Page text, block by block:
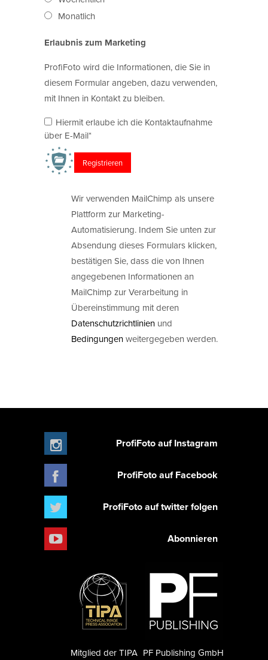
Monatlich
Erlaubnis zum Marketing
ProfiFoto wird die Informationen, die Sie in
diesem Formular angeben, dazu verwenden,
mit Ihnen in Kontakt zu bleiben.
Hiermit erlaube ich die Kontaktaufnahme
über E-Mail*
Wir verwenden MailChimp als unsere
Plattform zur Marketing-
Automatisierung. Indem Sie unten zur
Absendung dieses Formulars klicken,
bestätigen Sie, dass die von Ihnen
angegebenen Informationen an
MailChimp zur Verarbeitung in
Übereinstimmung mit deren
Datenschutzrichtlinien und
Bedingungenweitergegeben werden.
ProfiFoto auf Instagram
ProfiFoto auf Facebook
ProfiFoto auf twitter folgen
Abonnieren
PF Publishing GmbH
Mitglied der TIPA